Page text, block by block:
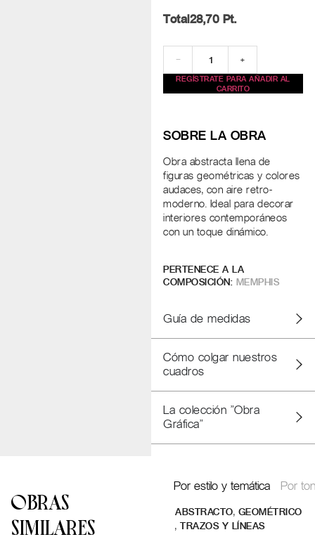
Total28,70 Pt.
− +
REGÍSTRATE PARA AÑADIR AL
CARRITO
SOBRE LA OBRA
Obra abstracta llena de
figuras geométricas y colores
audaces, con aire retro-
moderno. Ideal para decorar
interiores contemporáneos
con un toque dinámico.
PERTENECE A LA
COMPOSICIÓN: MEMPHIS
Guía de medidas
Cómo colgar nuestros
cuadros
La colección "Obra
Gráfica"
OBRAS
SIMILARES
Por estilo y temática Por
ABSTRACTO, GEOMÉTRICO
, TRAZOS Y LÍNEAS